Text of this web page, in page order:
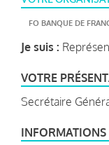
FO BANQUE DE
Je suis :
VOTRE
Secrétaire
INFORMATIONS